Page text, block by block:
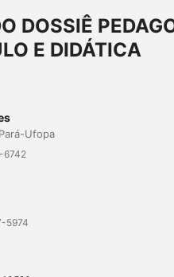
DOSSIÊ
E DIDÁTICA
Ufopa
6742
5974